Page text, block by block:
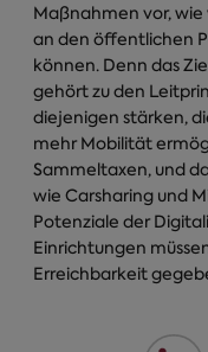
Maßnahmen vor,
an den öffentlichen
können. Denn das
gehört zu den
diejenigen stärken,
mehr Mobilität
Sammeltaxen, und
wie Carsharing und
Potenziale der
Einrichtungen
Erreichbarkeit